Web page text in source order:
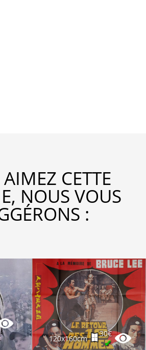
CETTE
NOUS VOUS
:
120x160cm
30€
✔